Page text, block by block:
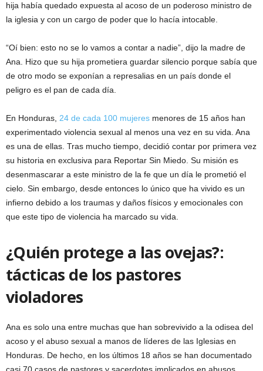
hija había quedado expuesta al acoso de un poderoso ministro de
la iglesia y con un cargo de poder que lo hacía intocable.
“Oí bien: esto no se lo vamos a contar a nadie”, dijo la madre de
Ana. Hizo que su hija prometiera guardar silencio porque sabía que
de otro modo se exponían a represalias en un país donde el
peligro es el pan de cada día.
En Honduras, 24 de cada 100 mujeres menores de 15 años han
experimentado violencia sexual al menos una vez en su vida. Ana
es una de ellas. Tras mucho tiempo, decidió contar por primera vez
su historia en exclusiva para Reportar Sin Miedo. Su misión es
desenmascarar a este ministro de la fe que un día le prometió el
cielo. Sin embargo, desde entonces lo único que ha vivido es un
infierno debido a los traumas y daños físicos y emocionales con
que este tipo de violencia ha marcado su vida.
¿Quién protege a las ovejas?:
tácticas de los pastores
violadores
Ana es solo una entre muchas que han sobrevivido a la odisea del
acoso y el abuso sexual a manos de líderes de las Iglesias en
Honduras. De hecho, en los últimos 18 años se han documentado